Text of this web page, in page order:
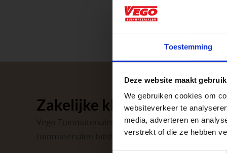
Toestemming
Deze website maakt
We gebruiken cookies om
websiteverkeer te
media, adverteren en
verstrekt of die ze hebben
Zakelijke klant worden
Vego Tuinmaterialen is de meest geschikte
tuinmaterialen bieden wij een breed assortiment
Aangepaste
op zaterdag.
Afsluiting